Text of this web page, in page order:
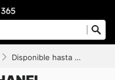
Disponible hasta el 07/02/2026